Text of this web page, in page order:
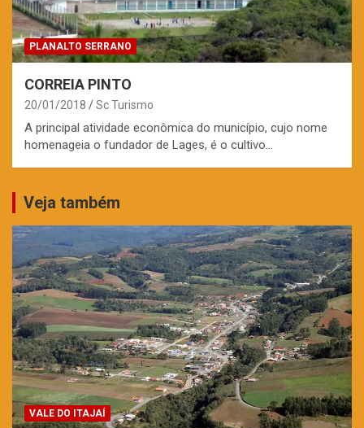
PLANALTO SERRANO
CORREIA PINTO
20/01/2018 Sc Turismo
A principal atividade econômica do município, cujo nome
homenageia o fundador de Lages, é o cultivo…
Veja também
VALE DO ITAJAÍ